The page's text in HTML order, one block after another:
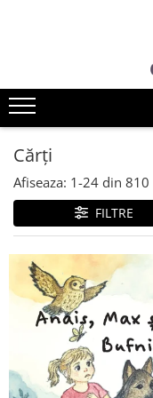
Tematică
Craciun
Activități
Atlase si enciclopedii
Carte de bucate
Călătorie
Educație
Educație financiară
Hobby si craft
Inteligenta emotionala
Limbi străine
Muzicale
Cărți
Afiseaza: 1-24 din 810
FILTRE